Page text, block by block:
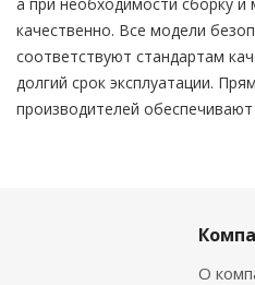
качественно. Все модели
соответствуют стандартам
долгий срок эксплуатации.
производителей
О